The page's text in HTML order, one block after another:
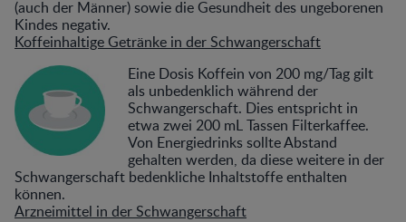
(auch der Männer) sowie die Gesundheit des ungeborenen
Kindes negativ.
Koffeinhaltige Getränke in der Schwangerschaft
Eine Dosis Koffein von 200 mg/Tag gilt
als unbedenklich während der
Schwangerschaft. Dies entspricht in
etwa zwei 200 mL Tassen Filterkaffee.
Von Energiedrinks sollte Abstand
gehalten werden, da diese weitere in der
Schwangerschaft bedenkliche Inhaltstoffe enthalten
können.
Arzneimittel in der Schwangerschaft